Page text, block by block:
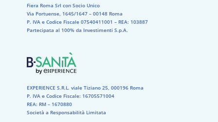
Fiera Roma Srl con Socio Unico
Via Portuense, 1645/1647 – 00148 Roma
P. IVA e Codice Fiscale 07540411001​ – REA: 103887​
Partecipata al 100% da Investimenti S.p.A.
EXPERIENCE S.R.L. viale Tiziano 25, 000196 Roma
P. IVA e Codice Fiscale: 16705571004
REA: RM – 1670880
Società a Responsabilità Limitata